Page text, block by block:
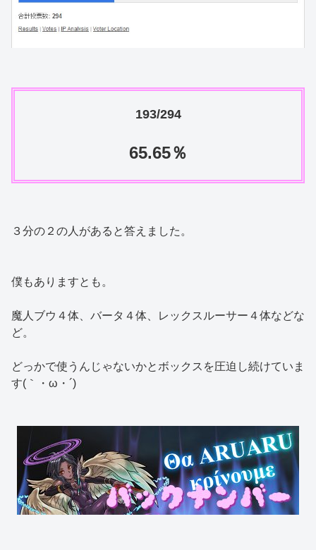
193/294
65.65％
３分の２の人があると答えました。
僕もありますとも。
魔人ブウ４体、バータ４体、レックスルーサー４体などな
ど。
どっかで使うんじゃないかとボックスを圧迫し続けていま
す(｀・ω・´)